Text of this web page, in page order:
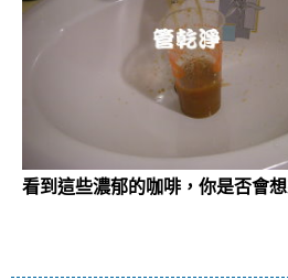
看到這些濃郁的咖啡，你是否會
洗水管 清洗水管 水管清洗